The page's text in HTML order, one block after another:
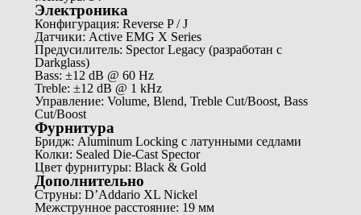
Электроника
Конфигурация: Reverse P / J
Датчики: Active EMG X Series
Предусилитель: Spector Legacy (разработан с
Darkglass)
Bass: ±12 dB @ 60 Hz
Treble: ±12 dB @ 1 kHz
Управление: Volume, Blend, Treble Cut/Boost, Bass
Cut/Boost
Фурнитура
Бридж: Aluminum Locking с латунными седлами
Колки: Sealed Die-Cast Spector
Цвет фурнитуры: Black & Gold
Дополнительно
Струны: D’Addario XL Nickel
Межструнное расстояние: 19 мм